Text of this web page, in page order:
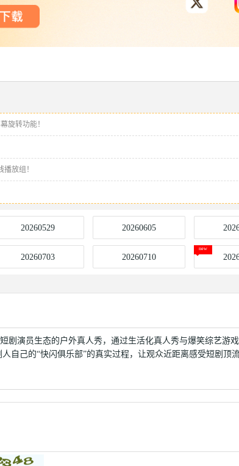
旋转功能！
放组！
20260529 20260605
20260703 20260710
剧演员生态的户外真人秀，通过生活化真人秀与爆笑综艺游
自己的“快闪俱乐部”的真实过程，让观众近距离感受短剧顶